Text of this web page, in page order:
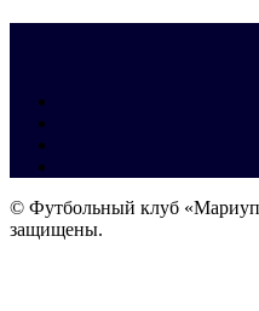
© Футбольный клуб
защищены.